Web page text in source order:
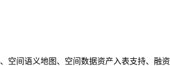
空间语义地图、空间数据资产入表支持、融